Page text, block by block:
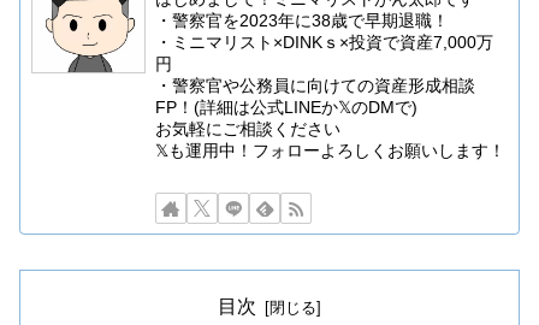
・警察官を2023年に38歳で早期退職！
・ミニマリスト×DINKｓ×投資で資産7,000万
円
・警察官や公務員に向けての資産形成相談
FP！(詳細は公式LINEか𝕏のDMで)
お気軽にご相談ください
𝕏も運用中！フォローよろしくお願いします！
目次